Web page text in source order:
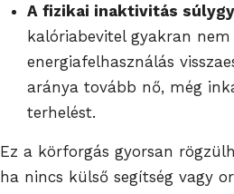
A fizikai inaktivitás
kalóriabevitel gyakran
energiafelhasználás
aránya tovább nő, még
terhelést.
Ez a körforgás gyorsan
ha nincs külső segítség vagy